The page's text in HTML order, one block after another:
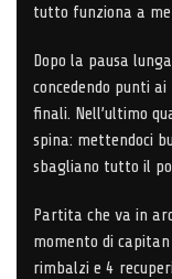
tutto funziona a
Dopo la pausa
concedendo punti
finali. Nell’ultimo
spina: mettendoci
sbagliano tutto il
Partita che va in
momento di capitan
rimbalzi e 4